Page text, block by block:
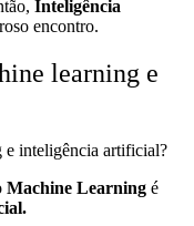
Inteligência
encontro.
learning e
Machine Learning é